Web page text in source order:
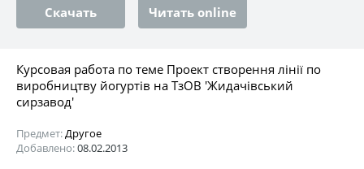
Скачать Читать online
Курсовая работа по теме Проект створення лінії по
виробництву йогуртів на ТзОВ 'Жидачівський
сирзавод'
Предмет:Другое
Добавлено:08.02.2013